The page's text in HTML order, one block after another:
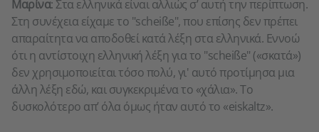
Μαρίνα: Στα ελληνικά είναι αλλιώς σ’ αυτή την περίπτωση.
Στη συνέχεια είχαμε το "scheiße", που επίσης δεν πρέπει
απαραίτητα να αποδοθεί κατά λέξη στα ελληνικά. Εννοώ
ότι η αντίστοιχη ελληνική λέξη για το "scheiße" («σκατά»)
δεν χρησιμοποιείται τόσο πολύ, γι' αυτό προτίμησα μια
άλλη λέξη εδώ, και συγκεκριμένα το «χάλια». Το
δυσκολότερο απ’ όλα όμως ήταν αυτό το «eiskaltz».